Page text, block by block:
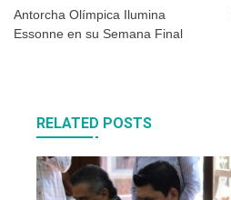
de
Antorcha Olímpica Ilumina
Essonne en su Semana Final
RELATED POSTS